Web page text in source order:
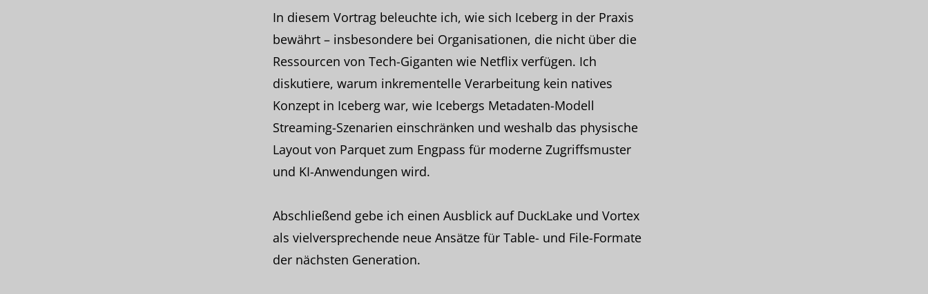
In diesem Vortrag beleuchte ich, wie sich Iceberg in der Praxis
bewährt – insbesondere bei Organisationen, die nicht über die
Ressourcen von Tech-Giganten wie Netflix verfügen. Ich
diskutiere, warum inkrementelle Verarbeitung kein natives
Konzept in Iceberg war, wie Icebergs Metadaten-Modell
Streaming-Szenarien einschränken und weshalb das physische
Layout von Parquet zum Engpass für moderne Zugriffsmuster
und KI-Anwendungen wird.
Abschließend gebe ich einen Ausblick auf DuckLake und Vortex
als vielversprechende neue Ansätze für Table- und File-Formate
der nächsten Generation.